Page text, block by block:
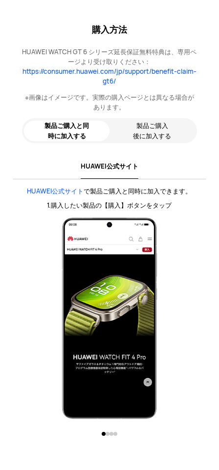
購入方法
HUAWEI WATCH GT 6 シリーズ延長保証無料特典は、専用ペ
ージより受け取りください：
https://consumer.huawei.com/jp/support/benefit-claim-
gt6/
※画像はイメージです。実際の購入ページとは異なる場合が
あります。
製品ご購入と同
時に加入する
製品ご購入
後に加入する
HUAWEI公式サイト
HUAWEI公式サイトで製品ご購入と同時に加入できます。
1.購入したい製品の【購入】ボタンをタップ